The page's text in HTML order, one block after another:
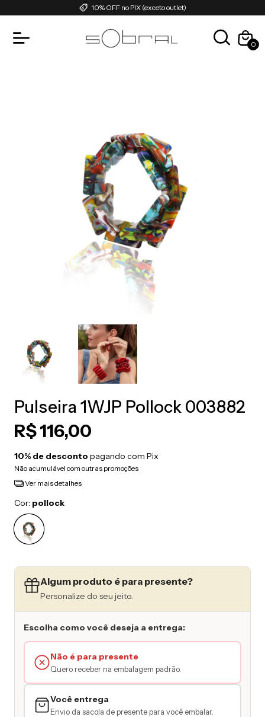
10% OFF no PIX (exceto outlet)
0
Pulseira 1WJP Pollock 003882
R$ 116,00
10% de desconto pagando com Pix
Não acumulável com outras promoções
Ver mais detalhes
Cor: pollock
Algum produto é para presente?
Personalize do seu jeito.
Escolha como você deseja a entrega:
Não é para presente
Quero receber na embalagem padrão.
Você entrega
Envio da sacola de presente para você embalar.